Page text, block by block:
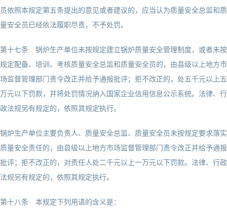
员依照本规定第五条提出的意见或者建议的，应当认为质量安全总监和质
量安全员已经依法履职尽责，不予处罚。
第十七条 锅炉生产单位未按规定建立锅炉质量安全管理制度，或者未按
规定配备、培训、考核质量安全总监和质量安全员的，由县级以上地方市
场监督管理部门责令改正并给予通报批评；拒不改正的，处五千元以上五
万元以下罚款，并将处罚情况纳入国家企业信用信息公示系统。法律、行
政法规另有规定的，依照其规定执行。
锅炉生产单位主要负责人、质量安全总监、质量安全员未按规定要求落实
质量安全责任的，由县级以上地方市场监督管理部门责令改正并给予通报
批评；拒不改正的，对责任人处二千元以上一万元以下罚款。法律、行政
法规另有规定的，依照其规定执行。
第十八条 本规定下列用语的含义是：